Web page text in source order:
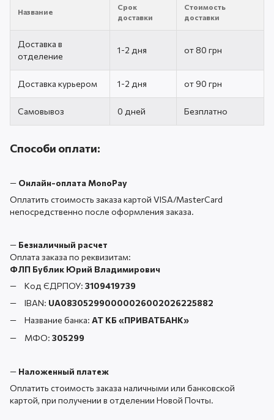
Название
Срок
доставки
Стоимость
доставки
Доставка в
отделение
1-2 дня от 80 грн
Доставка курьером 1-2 дня от 90 грн
Самовывоз 0 дней Безплатно
Способи оплати:
— Онлайн-оплата MonoPay
Оплатить стоимость заказа картой VISA/MasterCard
непосредственно после оформления заказа.
— Безналичный расчет
Оплата заказа по реквизитам:
ФЛП Бублик Юрий Владимирович
Код ЄДРПОУ: 3109419739
IBAN: UA083052990000026002026225882
Название банка: АТ КБ «ПРИВАТБАНК»
МФО: 305299
— Наложенный платеж
Оплатить стоимость заказа наличными или банковской
картой, при получении в отделении Новой Почты.